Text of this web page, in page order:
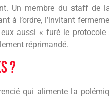
Un membre du staff de
à l’ordre, l’invitant
aussi « furé le
réprimandé.
?
qui alimente la